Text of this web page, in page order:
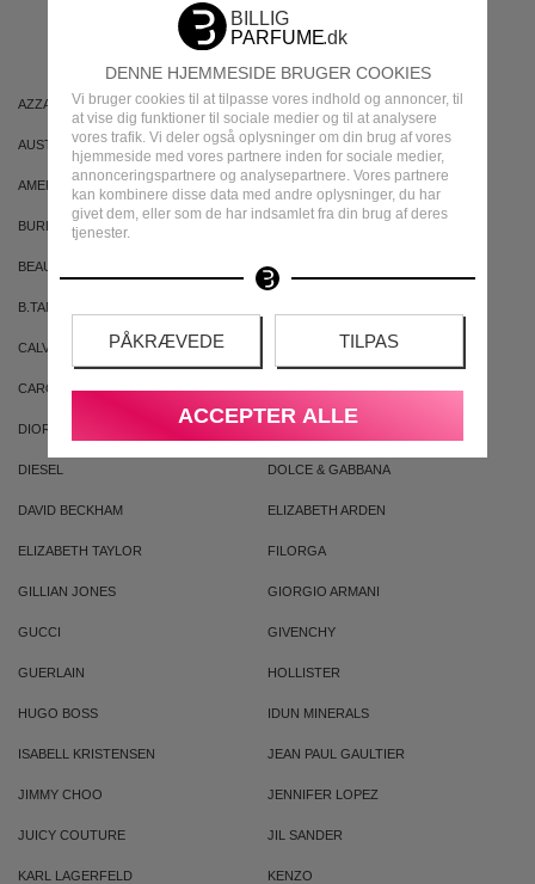
DENNE HJEMMESIDE BRUGER COOKIES
Vi bruger cookies til at tilpasse vores indhold og annoncer, til
at vise dig funktioner til sociale medier og til at analysere
vores trafik. Vi deler også oplysninger om din brug af vores
hjemmeside med vores partnere inden for sociale medier,
annonceringspartnere og analysepartnere. Vores partnere
kan kombinere disse data med andre oplysninger, du har
givet dem, eller som de har indsamlet fra din brug af deres
tjenester.
PÅKRÆVEDE TILPAS
ACCEPTER ALLE
MÆRKER
AZZARO ARIANA GRANDE
AUSTRALIAN GOLD AUSTRALIAN BODYCARE
AMERICAN CREW ARMAF
BURBERRY
BEAUTE PACIFIQUE BADEANSTALTEN
B.TAN
CALVIN KLEIN
CAROLINA HERRERA CLEAN
DIOR
DIESEL DOLCE & GABBANA
DAVID BECKHAM ELIZABETH ARDEN
ELIZABETH TAYLOR FILORGA
GILLIAN JONES GIORGIO ARMANI
GUCCI GIVENCHY
GUERLAIN HOLLISTER
HUGO BOSS IDUN MINERALS
ISABELL KRISTENSEN JEAN PAUL GAULTIER
JIMMY CHOO JENNIFER LOPEZ
JUICY COUTURE JIL SANDER
KARL LAGERFELD KENZO